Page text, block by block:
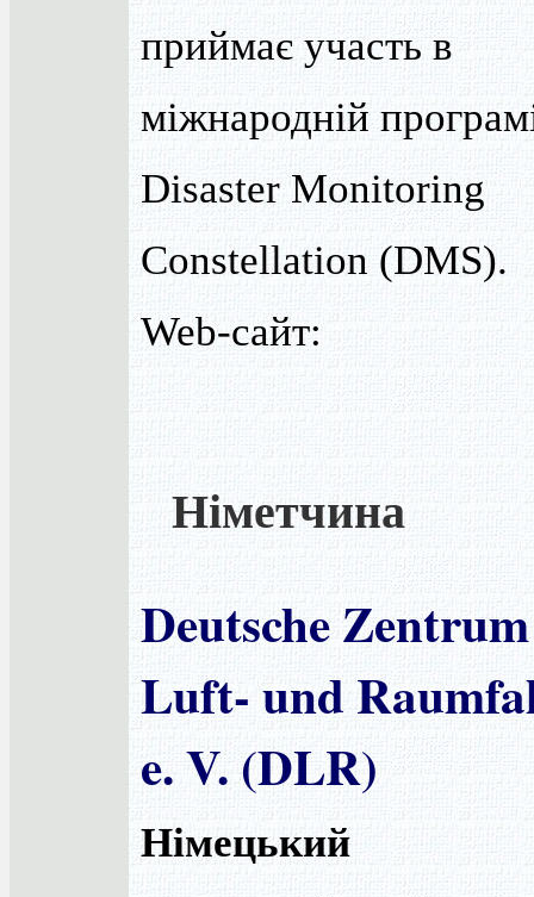
приймає участь в
міжнародній
Disaster Monitoring
Constellation (DMS).
Web-сайт:
Німетчина
Deutsche
Luft- und
e. V. (DLR)
Німецький